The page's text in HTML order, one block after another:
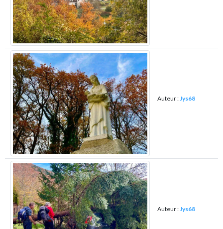
Auteur :Jys68
Auteur :Jys68